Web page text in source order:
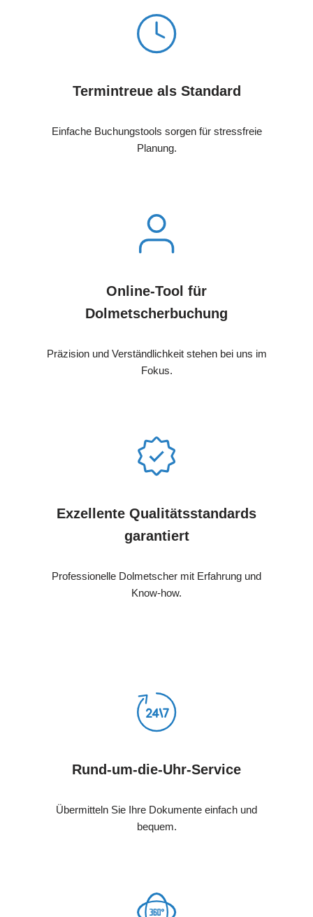
Termintreue als Standard
Einfache Buchungstools sorgen für stressfreie
Planung.
Online-Tool für
Dolmetscherbuchung
Präzision und Verständlichkeit stehen bei uns im
Fokus.
Exzellente Qualitätsstandards
garantiert
Professionelle Dolmetscher mit Erfahrung und
Know-how.
Rund-um-die-Uhr-Service
Übermitteln Sie Ihre Dokumente einfach und
bequem.